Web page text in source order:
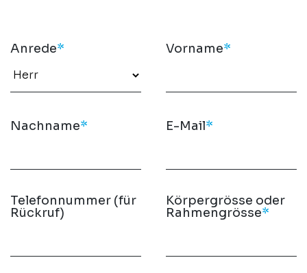
Anrede* Vorname*
Nachname* E-Mail*
Telefonnummer (für
Rückruf)
Körpergrösse oder
Rahmengrösse*